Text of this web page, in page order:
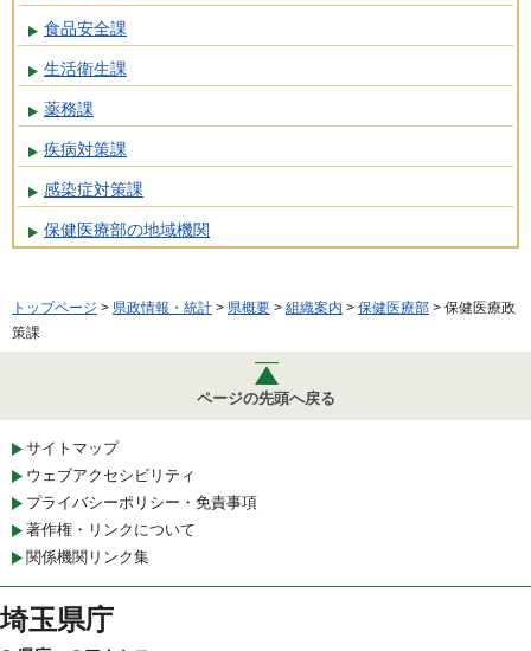
食品安全課
生活衛生課
薬務課
疾病対策課
感染症対策課
保健医療部の地域機関
トップページ > 県政情報・統計 > 県概要 > 組織案内 > 保健医療部 > 保健医療政
策課
ページの先頭へ戻る
サイトマップ
ウェブアクセシビリティ
プライバシーポリシー・免責事項
著作権・リンクについて
関係機関リンク集
埼玉県庁